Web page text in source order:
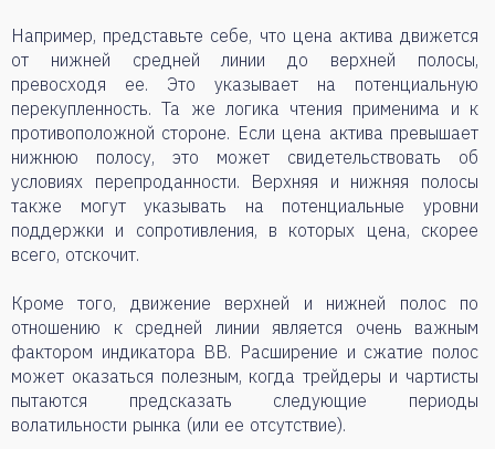
Например, представьте себе, что цена актива движется
от нижней средней линии до верхней полосы,
превосходя ее. Это указывает на потенциальную
перекупленность. Та же логика чтения применима и к
противоположной стороне. Если цена актива превышает
нижнюю полосу, это может свидетельствовать об
условиях перепроданности. Верхняя и нижняя полосы
также могут указывать на потенциальные уровни
поддержки и сопротивления, в которых цена, скорее
всего, отскочит.
Кроме того, движение верхней и нижней полос по
отношению к средней линии является очень важным
фактором индикатора BB. Расширение и сжатие полос
может оказаться полезным, когда трейдеры и чартисты
пытаются предсказать следующие периоды
волатильности рынка (или ее отсутствие).